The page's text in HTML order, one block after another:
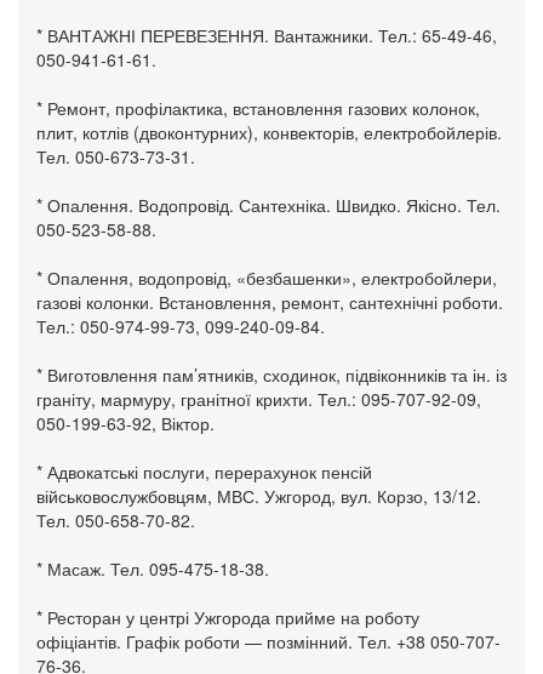
* ВАНТАЖНІ ПЕРЕВЕЗЕННЯ. Вантажники. Тел.: 65-49-46,
050-941-61-61.
* Ремонт, профілактика, встановлення газових колонок,
плит, котлів (двоконтурних), конвекторів, електробойлерів.
Тел. 050-673-73-31.
* Опалення. Водопровід. Сантехніка. Швидко. Якісно. Тел.
050-523-58-88.
* Опалення, водопровід, «безбашенки», електробойлери,
газові колонки. Встановлення, ремонт, сантехнічні роботи.
Тел.: 050-974-99-73, 099-240-09-84.
* Виготовлення пам’ятників, сходинок, підвіконників та ін. із
граніту, мармуру, гранітної крихти. Тел.: 095-707-92-09,
050-199-63-92, Віктор.
* Адвокатські послуги, перерахунок пенсій
військовослужбовцям, МВС. Ужгород, вул. Корзо, 13/12.
Тел. 050-658-70-82.
* Масаж. Тел. 095-475-18-38.
* Ресторан у центрі Ужгорода прийме на роботу
офіціантів. Графік роботи — позмінний. Тел. +38 050-707-
76-36.